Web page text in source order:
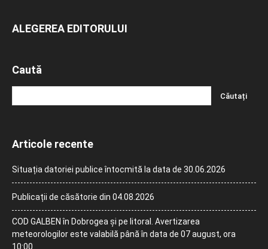
ALEGEREA EDITORULUI
Caută
Articole recente
Situația datoriei publice întocmită la data de 30.06.2026
Publicații de căsătorie din 04.08.2026
COD GALBEN în Dobrogea și pe litoral. Avertizarea
meteorologilor este valabilă până în data de 07 august, ora
10:00